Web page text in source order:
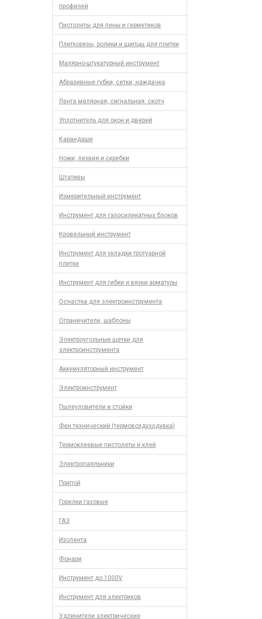
профилей
Пистолеты для пены и герметиков
Плиткорезы, ролики и щипцы для плитки
Малярно-штукатурный инструмент
Абразивные губки, сетки, наждачка
Лента малярная, сигнальная. скотч
Уплотнитель для окон и дверей
Карандаши
Ножи, лезвия и скребки
Штативы
Измерительный инструмент
Инструмент для газосиликатных блоков
Кровельный инструмент
Инструмент для укладки тротуарной
плитки
Инструмент для гибки и вязки арматуры
Оснастка для электроинструмента
Ограничители, шаблоны
Электроугольные щетки для
электроинструмента
Аккумуляторный инструмент
Электроинструмент
Пылеуловители и стойки
Фен технический (термовоздуходувка)
Термоклеевые пистолеты и клей
Электропаяльники
Припой
Горелки газовые
ГАЗ
Изолента
Фонари
Инструмент до 1000V
Инструмент для электриков
Удлинители электрические